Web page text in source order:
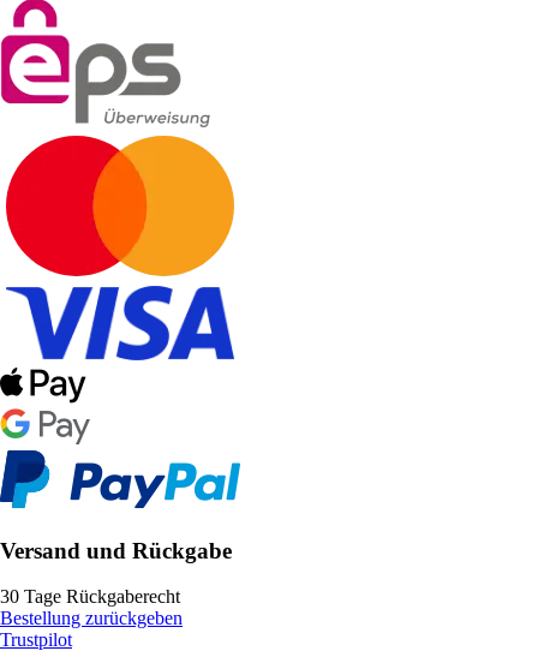
Versand und Rückgabe
30 Tage Rückgaberecht
Bestellung zurückgeben
Trustpilot